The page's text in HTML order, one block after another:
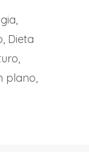
,
, Dieta
,
plano,